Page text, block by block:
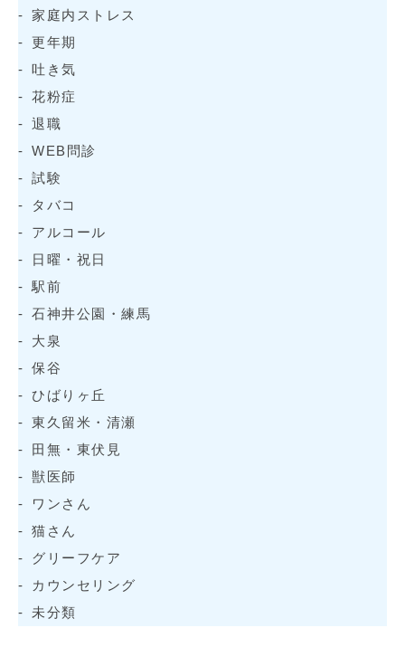
家庭内ストレス
更年期
吐き気
花粉症
退職
WEB問診
試験
タバコ
アルコール
日曜・祝日
駅前
石神井公園・練馬
大泉
保谷
ひばりヶ丘
東久留米・清瀬
田無・東伏見
獣医師
ワンさん
猫さん
グリーフケア
カウンセリング
未分類